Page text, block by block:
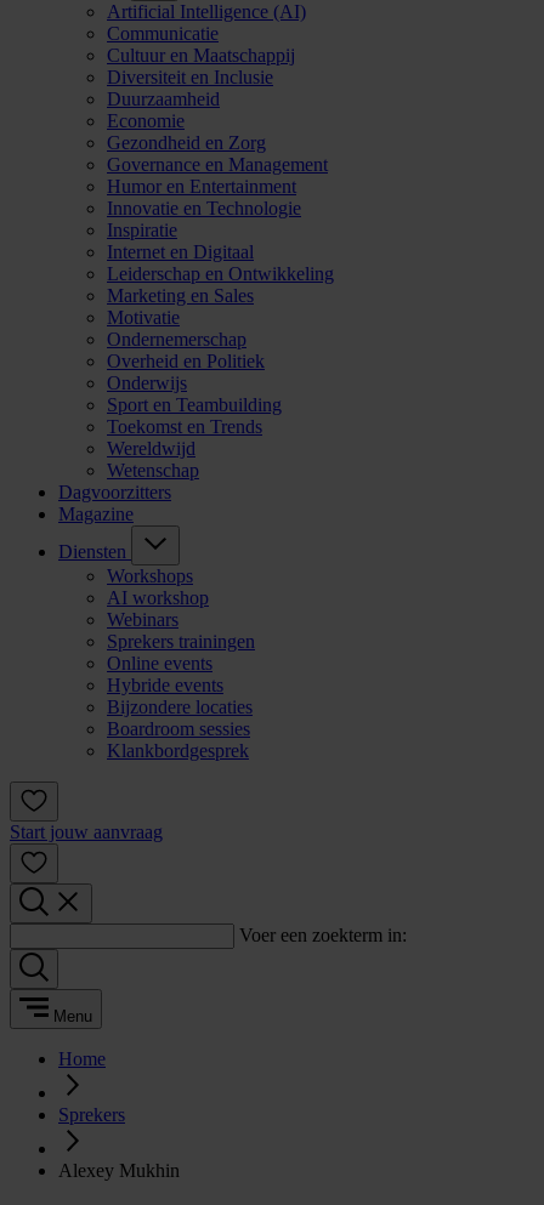
Artificial Intelligence (AI)
Communicatie
Cultuur en Maatschappij
Diversiteit en Inclusie
Duurzaamheid
Economie
Gezondheid en Zorg
Governance en Management
Humor en Entertainment
Innovatie en Technologie
Inspiratie
Internet en Digitaal
Leiderschap en Ontwikkeling
Marketing en Sales
Motivatie
Ondernemerschap
Overheid en Politiek
Onderwijs
Sport en Teambuilding
Toekomst en Trends
Wereldwijd
Wetenschap
Dagvoorzitters
Magazine
Diensten
Workshops
AI workshop
Webinars
Sprekers trainingen
Online events
Hybride events
Bijzondere locaties
Boardroom sessies
Klankbordgesprek
Start jouw aanvraag
Voer een zoekterm in:
Menu
Home
Sprekers
Alexey Mukhin